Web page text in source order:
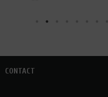
CONTACT